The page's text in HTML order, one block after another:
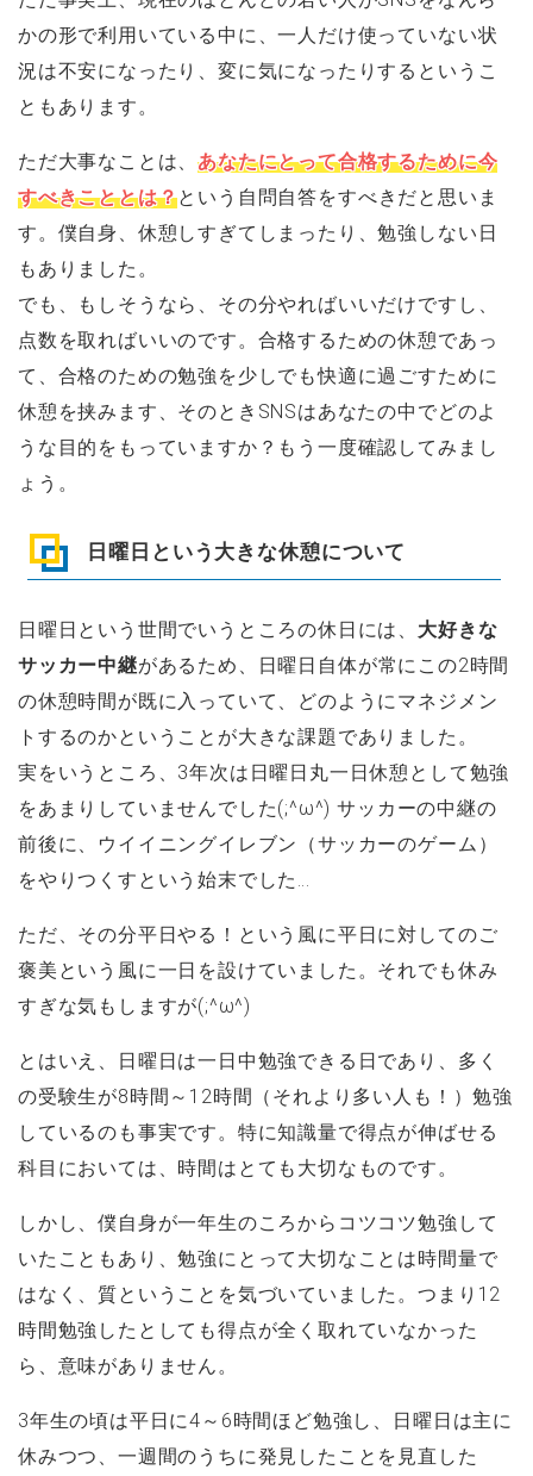
かの形で利用いている中に、一人だけ使っていない状
況は不安になったり、変に気になったりするというこ
ともあります。
ただ大事なことは、あなたにとって合格するために今
すべきこととは？という自問自答をすべきだと思いま
す。僕自身、休憩しすぎてしまったり、勉強しない日
もありました。
でも、もしそうなら、その分やればいいだけですし、
点数を取ればいいのです。合格するための休憩であっ
て、合格のための勉強を少しでも快適に過ごすために
休憩を挟みます、そのときSNSはあなたの中でどのよ
うな目的をもっていますか？もう一度確認してみまし
ょう。
日曜日という大きな休憩について
日曜日という世間でいうところの休日には、 大好きな
サッカー中継があるため、日曜日自体が常にこの2時間
の休憩時間が既に入っていて、どのようにマネジメン
トするのかということが大きな課題でありました。
実をいうところ、3年次は日曜日丸一日休憩として勉強
をあまりしていませんでした(;^ω^) サッカーの中継の
前後に、ウイイニングイレブン（サッカーのゲーム）
をやりつくすという始末でした…
ただ、その分平日やる！という風に平日に対してのご
褒美という風に一日を設けていました。それでも休み
すぎな気もしますが(;^ω^)
とはいえ、日曜日は一日中勉強できる日であり、多く
の受験生が8時間～12時間（それより多い人も！）勉強
しているのも事実です。特に知識量で得点が伸ばせる
科目においては、時間はとても大切なものです。
しかし、僕自身が一年生のころからコツコツ勉強して
いたこともあり、勉強にとって大切なことは時間量で
はなく、質ということを気づいていました。つまり12
時間勉強したとしても得点が全く取れていなかった
ら、意味がありません。
3年生の頃は平日に4～6時間ほど勉強し、日曜日は主に
休みつつ、一週間のうちに発見したことを見直した